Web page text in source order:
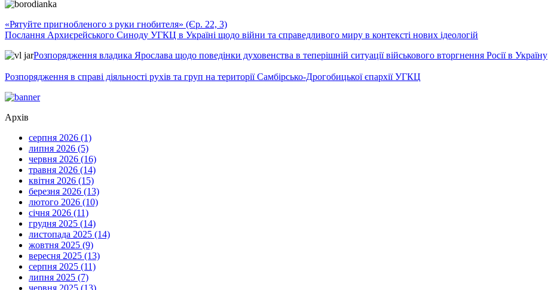
«Рятуйте пригнобленого з руки гнобителя» (Єр. 22, 3)
Послання Архиєрейського Синоду УГКЦ в Україні щодо війни та справедливого миру в контексті нових ідеологій
Розпорядження владика Ярослава щодо поведінки духовенства в теперішній ситуації військового вторгнення Росії в Україну
Розпорядження в справі діяльності рухів та груп на території Самбірсько-Дрогобицької єпархії УГКЦ
Архів
серпня 2026 (1)
липня 2026 (5)
червня 2026 (16)
травня 2026 (14)
квітня 2026 (15)
березня 2026 (13)
лютого 2026 (10)
січня 2026 (11)
грудня 2025 (14)
листопада 2025 (14)
жовтня 2025 (9)
вересня 2025 (13)
серпня 2025 (11)
липня 2025 (7)